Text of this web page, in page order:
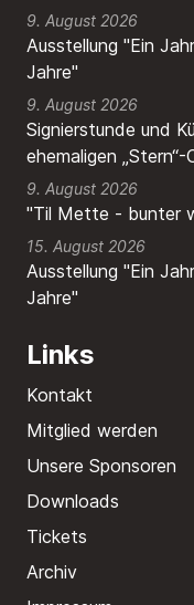
9. August 2026
Ausstellung "Ein
Jahre"
9. August 2026
Signierstunde und
ehemaligen
9. August 2026
"Til Mette - bunter
15. August 2026
Ausstellung "Ein
Jahre"
Links
Kontakt
Mitglied werden
Unsere Sponsoren
Downloads
Tickets
Archiv